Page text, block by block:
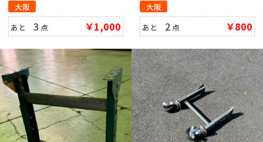
大阪
あと3 点 ￥1,000
大阪
あと 2 点 ￥800